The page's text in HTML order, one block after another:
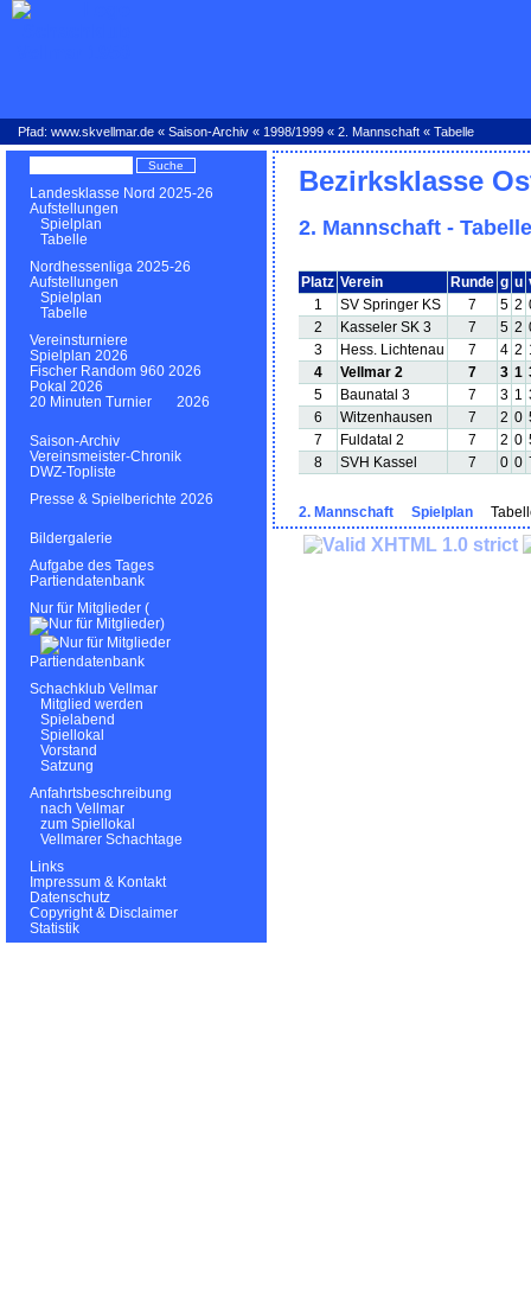
Pfad: www.skvellmar.de « Saison-Archiv « 1998/1999 « 2. Mannschaft « Tabelle
Landesklasse Nord 2025-26
Aufstellungen
Spielplan
Tabelle
Nordhessenliga 2025-26
Aufstellungen
Spielplan
Tabelle
Vereinsturniere
Spielplan 2026
Fischer Random 960 2026
Pokal 2026
20 Minuten Turnier 2026
Saison-Archiv
Vereinsmeister-Chronik
DWZ-Topliste
Presse & Spielberichte 2026
Bildergalerie
Aufgabe des Tages
Partiendatenbank
Nur für Mitglieder (
)
Partiendatenbank
Schachklub Vellmar
Mitglied werden
Spielabend
Spiellokal
Vorstand
Satzung
Anfahrtsbeschreibung
nach Vellmar
zum Spiellokal
Vellmarer Schachtage
Links
Impressum & Kontakt
Datenschutz
Copyright & Disclaimer
Statistik
Bezirksklasse
2. Mannschaft - Tabelle
Platz Verein Runde g u
1
SV Springer KS 7 5 2
2
Kasseler SK 3 7 5 2
3
Hess. Lichtenau 7 4 2
4
Vellmar 2 7 3 1
5
Baunatal 3 7 3 1
6
Witzenhausen 7 2 0
7
Fuldatal 2 7 2 0
8
SVH Kassel 7 0 0
2. Mannschaft Spielplan